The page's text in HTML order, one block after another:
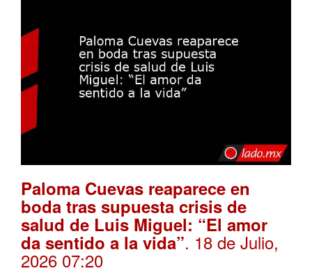
Paloma Cuevas reaparece en
boda tras supuesta crisis de
salud de Luis Miguel: “El amor
da sentido a la vida”. 18 de Julio,
2026 07:20